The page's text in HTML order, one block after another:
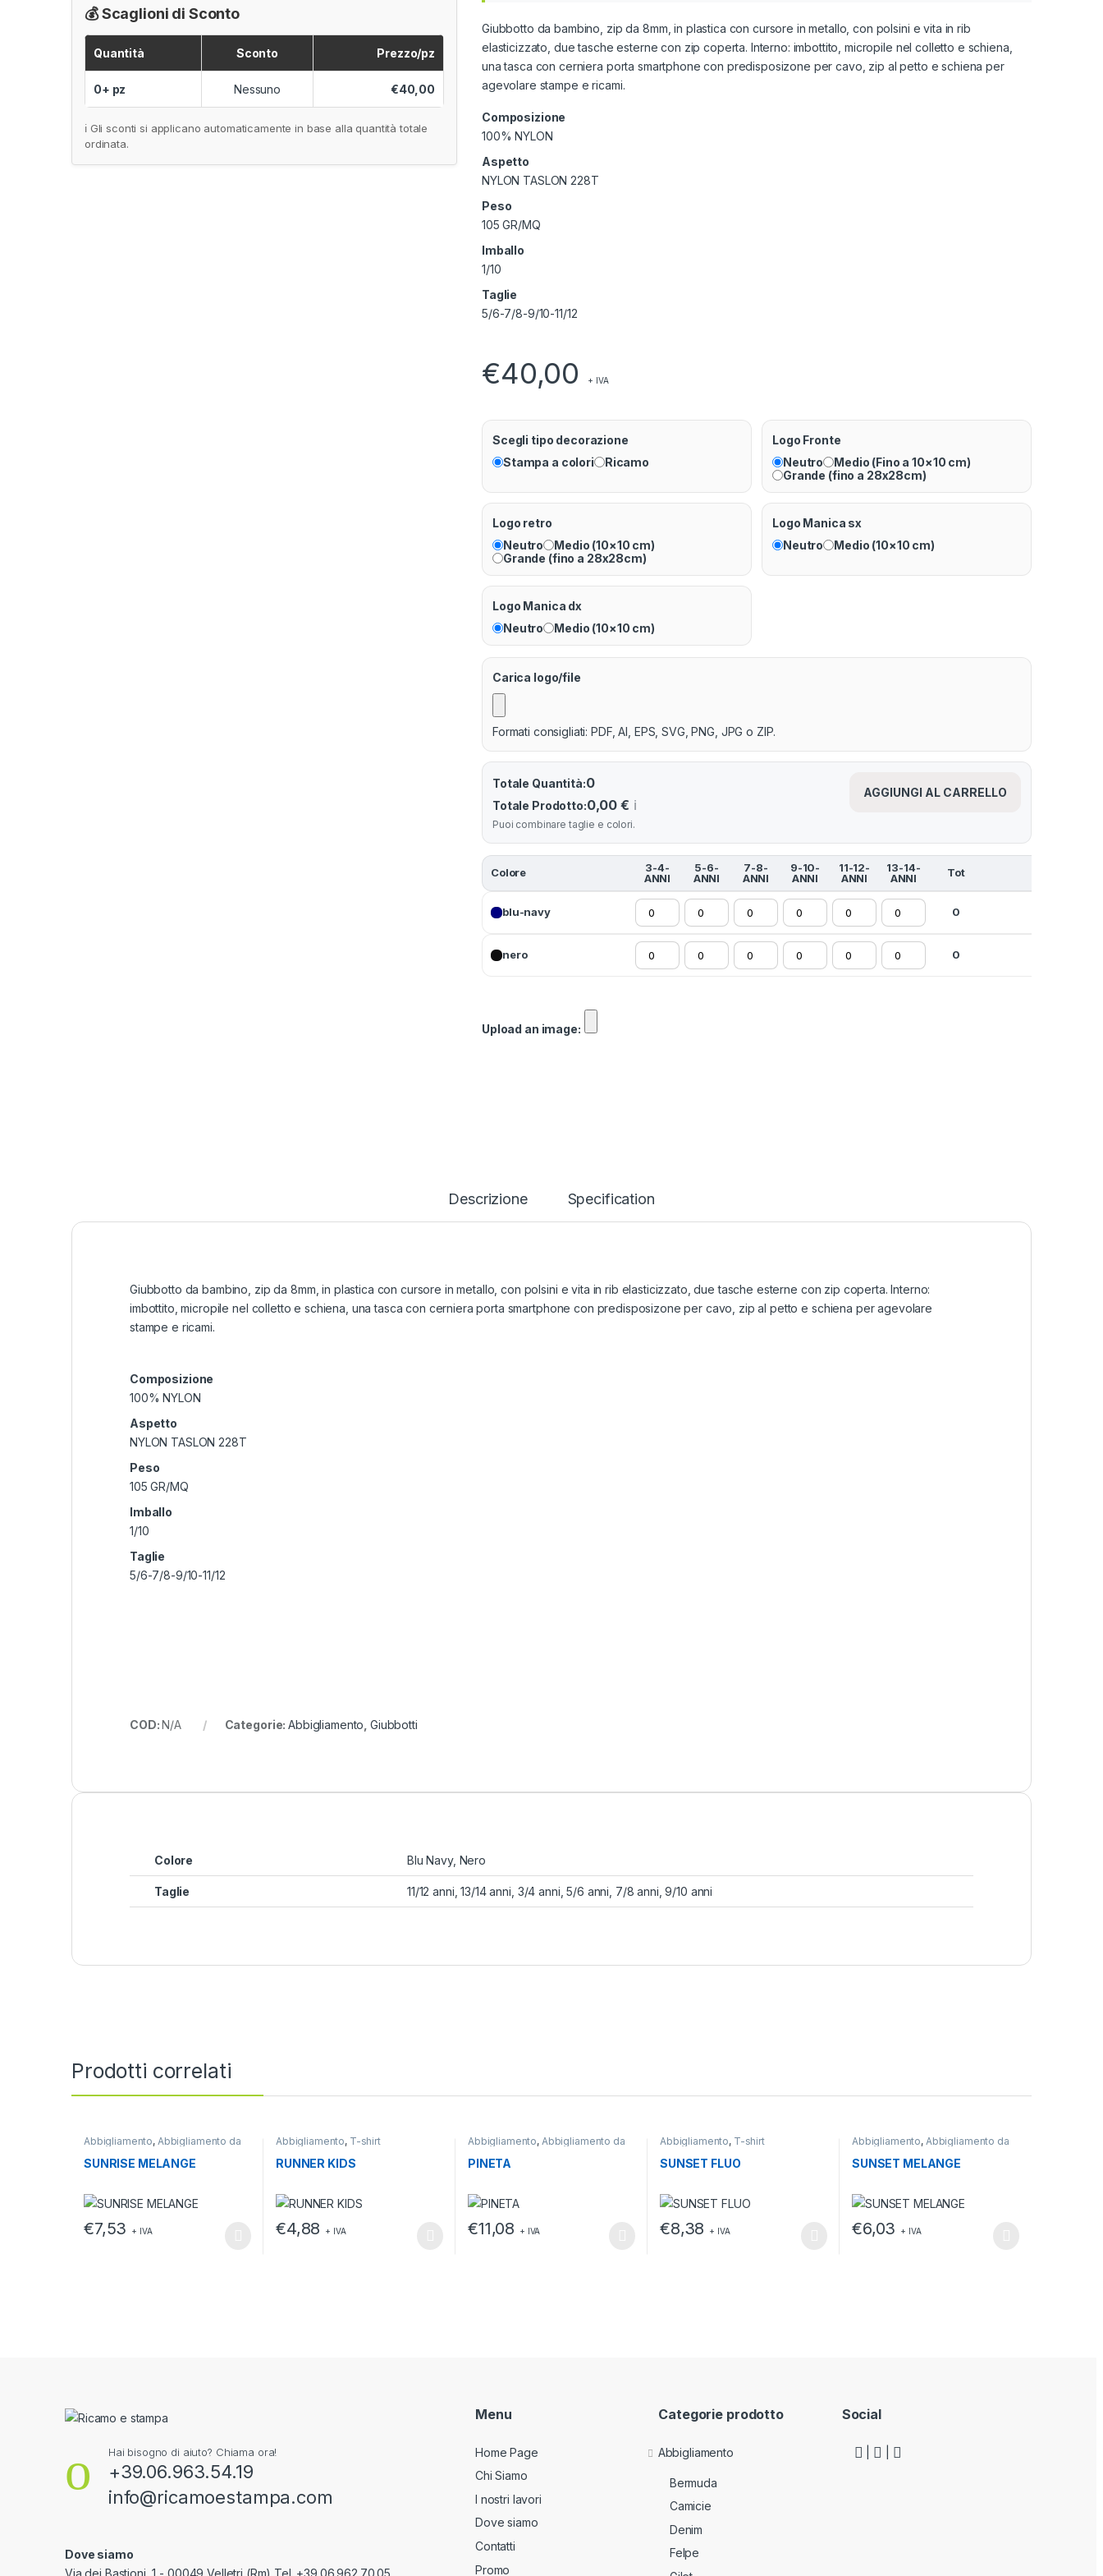
💰 Scaglioni di Sconto
Quantità Sconto Prezzo/pz
0+ pz Nessuno €40,00
ℹ️ Gli sconti si applicano automaticamente in base alla quantità totale
ordinata.
Giubbotto da bambino, zip da 8mm, in plastica con cursore in metallo, con polsini e vita in rib
elasticizzato, due tasche esterne con zip coperta. Interno: imbottito, micropile nel colletto e schiena,
una tasca con cerniera porta smartphone con predisposizone per cavo, zip al petto e schiena per
agevolare stampe e ricami.
Composizione
100% NYLON
Aspetto
NYLON TASLON 228T
Peso
105 GR/MQ
Imballo
1/10
Taglie
5/6-7/8-9/10-11/12
€40,00 + IVA
Scegli tipo decorazione
Stampa a colori
Ricamo
Logo Fronte
Neutro
Medio (Fino a 10×10 cm)
Grande (fino a 28x28cm)
Logo retro
Neutro
Medio (10×10 cm)
Grande (fino a 28x28cm)
Logo Manica sx
Neutro
Medio (10×10 cm)
Logo Manica dx
Neutro
Medio (10×10 cm)
Carica logo/file
Formati consigliati: PDF, AI, EPS, SVG, PNG, JPG o ZIP.
Totale Quantità:0
Totale Prodotto:0,00 € ℹ️
Puoi combinare taglie e colori.
AGGIUNGI AL CARRELLO
Colore
3-4-
ANNI
5-6-
ANNI
7-8-
ANNI
9-10-
ANNI
11-12-
ANNI
13-14-
ANNI
Tot
blu-navy 0
nero 0
Upload an image:
Descrizione Specification
Giubbotto da bambino, zip da 8mm, in plastica con cursore in metallo, con polsini e vita in rib elasticizzato, due tasche esterne con zip coperta. Interno:
imbottito, micropile nel colletto e schiena, una tasca con cerniera porta smartphone con predisposizone per cavo, zip al petto e schiena per agevolare
stampe e ricami.
Composizione
100% NYLON
Aspetto
NYLON TASLON 228T
Peso
105 GR/MQ
Imballo
1/10
Taglie
5/6-7/8-9/10-11/12
COD:N/A Categorie:Abbigliamento ,Giubbotti
Colore Blu Navy, Nero
Taglie 11/12 anni, 13/14 anni, 3/4 anni, 5/6 anni, 7/8 anni, 9/10 anni
Prodotti correlati
Abbigliamento, Abbigliamento da
SUNRISE MELANGE
€7,53 + IVA
Abbigliamento, T-shirt
RUNNER KIDS
€4,88 + IVA
Abbigliamento, Abbigliamento da
PINETA
€11,08 + IVA
Abbigliamento, T-shirt
SUNSET FLUO
€8,38 + IVA
Abbigliamento, Abbigliamento da
SUNSET MELANGE
€6,03 + IVA
Hai bisogno di aiuto? Chiama ora!
+39.06.963.54.19
info@ricamoestampa.com
Dove siamo
Menu
Home Page
Chi Siamo
I nostri lavori
Dove siamo
Contatti
Promo
Categorie prodotto
Abbigliamento
Bermuda
Camicie
Denim
Felpe
Social